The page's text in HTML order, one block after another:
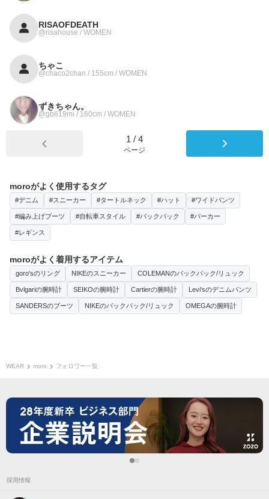
RISAOFDEATH
@risahouse / WOMEN
ちゃこ
@chaco2chan / 155cm / WOMEN
ずきちゃん。
@gb619mi / 160cm / WOMEN
1 / 4
ページ
moroがよく使用するタグ
#デニム #スニーカー #タートルネック #ハット #ワイドパンツ
#編み上げブーツ #自転車スタイル #バックパック #パーカー
#レギンス
moroがよく着用するアイテム
goro'sのリング NIKEのスニーカー COLEMANのバックパック/リュック
Bvlgariの腕時計 SEIKOの腕時計 Cartierの腕時計 Levi'sのデニムパンツ
SANDERSのブーツ NIKEのバックパック/リュック OMEGAの腕時計
WEAR moro フォロワー一覧
採用情報